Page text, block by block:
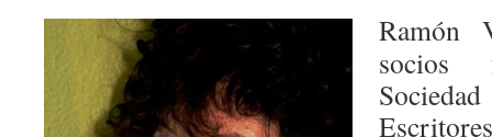
Ramón
socios